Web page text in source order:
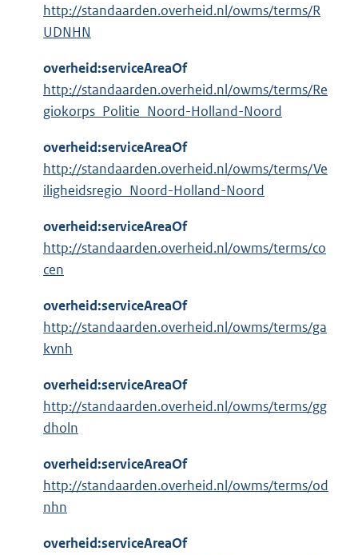
http://standaarden.overheid.nl/owms/terms/R
UDNHN
overheid:serviceAreaOf
http://standaarden.overheid.nl/owms/terms/Re
giokorps_Politie_Noord-Holland-Noord
overheid:serviceAreaOf
http://standaarden.overheid.nl/owms/terms/Ve
iligheidsregio_Noord-Holland-Noord
overheid:serviceAreaOf
http://standaarden.overheid.nl/owms/terms/co
cen
overheid:serviceAreaOf
http://standaarden.overheid.nl/owms/terms/ga
kvnh
overheid:serviceAreaOf
http://standaarden.overheid.nl/owms/terms/gg
dholn
overheid:serviceAreaOf
http://standaarden.overheid.nl/owms/terms/od
nhn
overheid:serviceAreaOf